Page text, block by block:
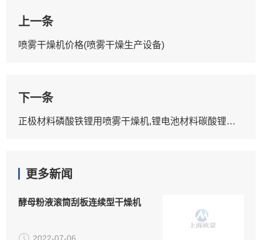
上一条
喷雾干燥机价格(喷雾干燥生产设备)
下一条
正极材料磷酸铁锂用喷雾干燥机,锂电池材料碳酸锂喷雾干燥机
更多新闻
酵母粉液滚筒刮板连续型干燥机